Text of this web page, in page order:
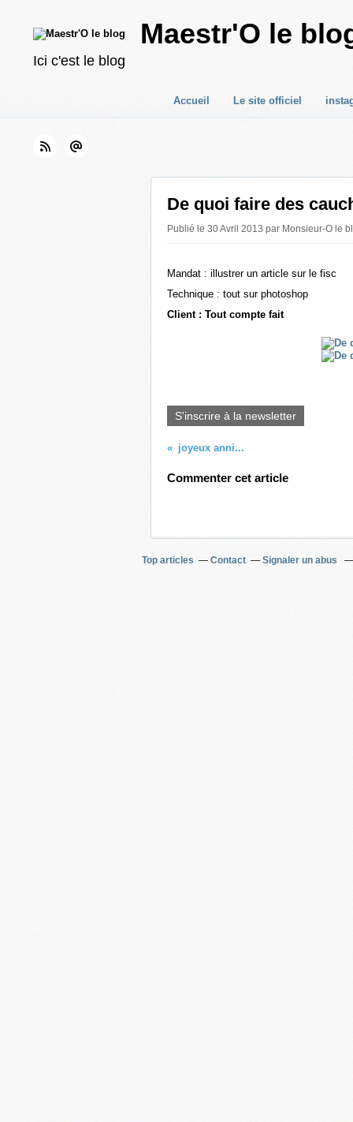
Maestr'O le
Ici c'est le blog
Accueil Le site officiel
De quoi faire des
Publié le 30 Avril 2013 par Monsieur-O le
Mandat : illustrer un article sur le fisc
Technique : tout sur photoshop
Client : Tout compte fait
S'inscrire à la newsletter
joyeux anni...
Commenter cet article
Top articles Contact Signaler un abus